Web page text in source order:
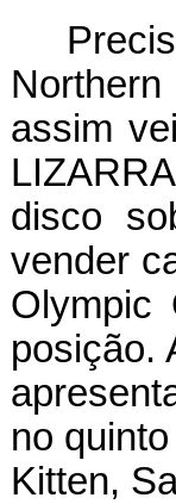
assim
disco
vender
Olympic
posição.
no
Kitten,